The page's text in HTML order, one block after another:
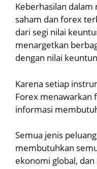
Keberhasilan
saham dan forex
dari segi nilai
menargetkan
dengan nilai
Karena setiap
Forex menawarkan
informasi
Semua jenis
membutuhkan
ekonomi global,